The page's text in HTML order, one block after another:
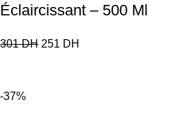
Éclaircissant – 500 Ml
301DH 251 DH
-37%